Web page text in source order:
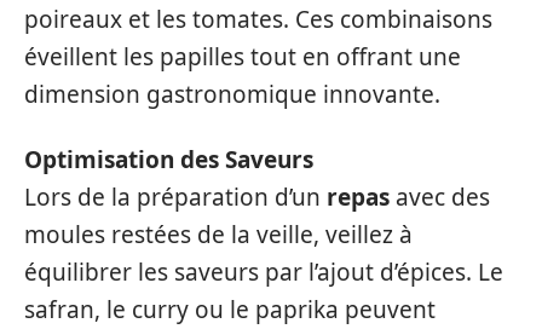
poireaux et les tomates. Ces combinaisons
éveillent les papilles tout en offrant une
dimension gastronomique innovante.
Optimisation des Saveurs
Lors de la préparation d’un repas avec des
moules restées de la veille, veillez à
équilibrer les saveurs par l’ajout d’épices. Le
safran, le curry ou le paprika peuvent